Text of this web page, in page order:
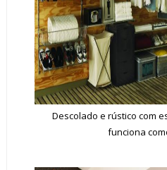
Descolado e rústico com
funciona